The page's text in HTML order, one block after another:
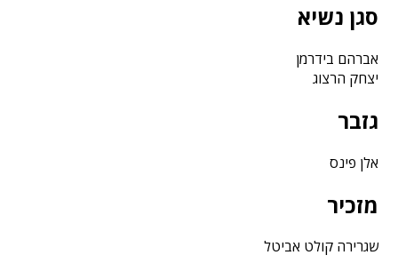
סגן נשיא
אברהם בידרמן
יצחק הרצוג
גזבר
אלן פינס
מזכיר
שגרירה קולט אביטל